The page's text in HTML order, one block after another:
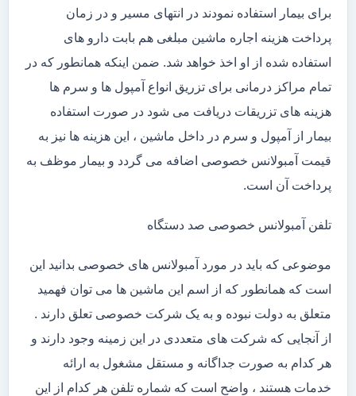
برای بیمار استفاده نمودند در انتهای مسیر و در زمان
پرداخت هزینه اجاره ماشین مبلغی هم بابت دارو های
استفاده شده از او اخذ خواهد شد. ضمن اینکه همانطور که در
تمام مراکز درمانی برای تزریق انواع آمپول ها و سرم ها
هزینه های تزریقات دریافت می شود در صورت استفاده
بیمار از آمپول و سرم در داخل ماشین ، این هزینه ها نیز به
قیمت آمبولانس خصوصی اضافه می گردد و بیمار موظف به
پرداخت آن است.
تلفن آمبولانس خصوصی صد دستگاه
موضوعی که باید در مورد آمبولانس های خصوصی بدانید این
است که همانطور که از اسم این ماشین ها می توان فهمید
متعلق به دولت نبوده و به یک شرکت خصوصی تعلق دارند .
از آنجایی که شرکت های متعددی در این زمینه وجود دارند و
هر کدام به صورت جداگانه و مستقل مشغول به ارائه
خدمات هستند ، واضح است که شماره تلفن هر کدام از این